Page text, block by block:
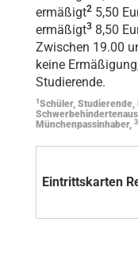
ermäßigt2 5,50
ermäßigt3 8,50
Zwischen 19.00
keine
Studierende.
1 Schüler, Studierende,
Münchenpassinhaber, 3
Eintrittskarten